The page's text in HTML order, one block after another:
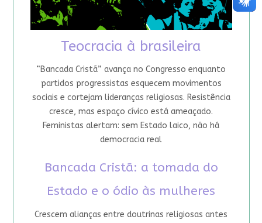
Teocracia à brasileira
“Bancada Cristã” avança no Congresso enquanto
partidos progressistas esquecem movimentos
sociais e cortejam lideranças religiosas. Resistência
cresce, mas espaço cívico está ameaçado.
Feministas alertam: sem Estado laico, não há
democracia real
Bancada Cristã: a tomada do
Estado e o ódio às mulheres
Crescem alianças entre doutrinas religiosas antes